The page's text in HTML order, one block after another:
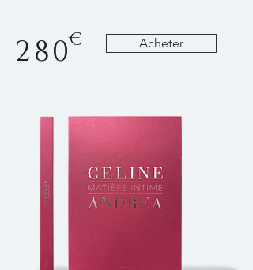
280€ Acheter